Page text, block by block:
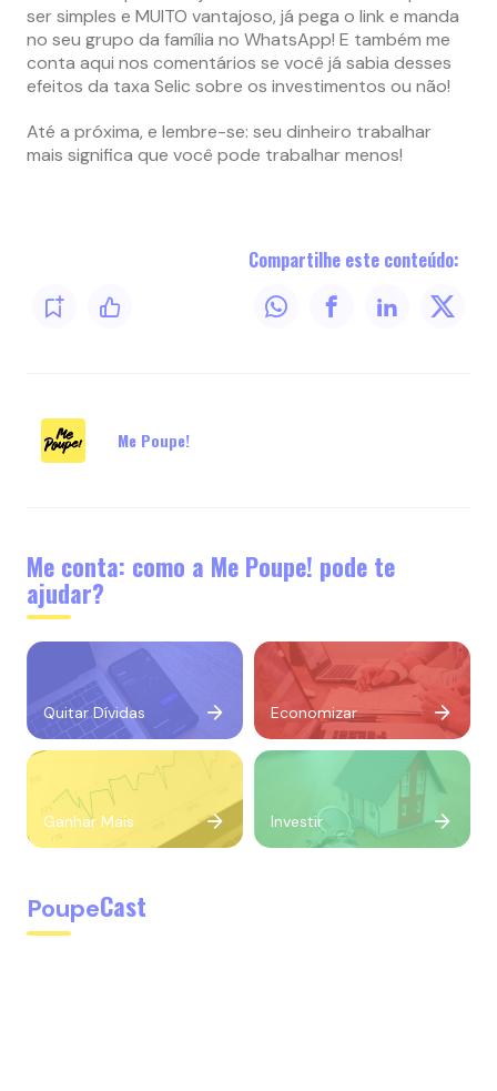
ser simples e MUITO vantajoso, já pega o link e manda
no seu grupo da família no WhatsApp! E também me
conta aqui nos comentários se você já sabia desses
efeitos da taxa Selic sobre os investimentos ou não!
Até a próxima, e lembre-se: seu dinheiro trabalhar
mais significa que você pode trabalhar menos!
Compartilhe este conteúdo:
Me Poupe!
Me conta: como a Me Poupe! pode te
ajudar?
Quitar Dívidas Economizar
Ganhar Mais Investir
PoupeCast